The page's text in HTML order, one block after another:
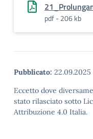
pdf - 206 kb
Pubblicato: 22.09.2025
Eccetto dove
stato rilasciato sotto
Attribuzione 4.0 Italia.